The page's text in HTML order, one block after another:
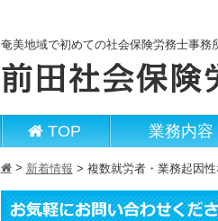
奄美地域で初めての社会保険労務士事務
TOP 業務内容
h> 新着情報 > 複数就労者・業務起因